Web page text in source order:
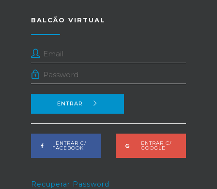
BALCÃO VIRTUAL
ENTRAR
ENTRAR C/
FACEBOOK
ENTRAR C/
GOOGLE
Recuperar Password